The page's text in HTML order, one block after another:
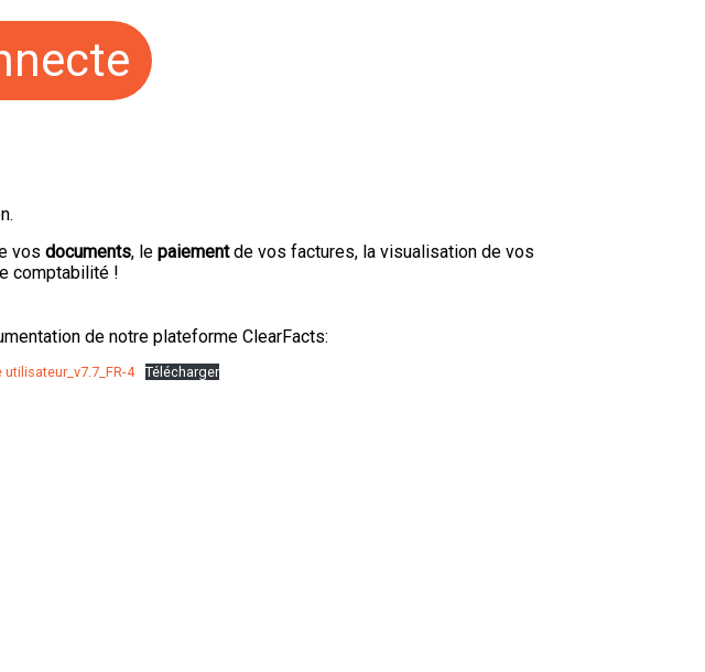
vos documents, le paiementde vos factures, la visualisation de vos
comptabilité !
de notre plateforme ClearFacts:
utilisateur_v7.7_FR-4 Télécharger